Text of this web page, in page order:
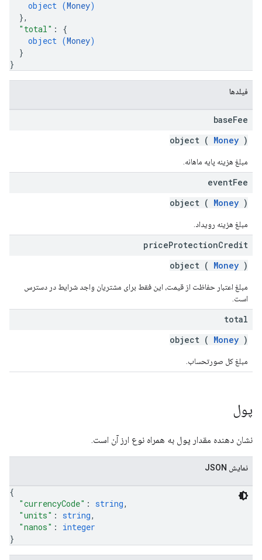
object (Money)
},
"total" : {
object (Money)
}
}
فیلدها
baseFee
object ( Money )
مبلغ هزینه پایه ماهانه.
eventFee
object ( Money )
مبلغ هزینه رویداد.
priceProtectionCredit
object ( Money )
مبلغ اعتبار حفاظت از قیمت، این فقط برای مشتریان واجد شرایط در دسترس
است.
total
object ( Money )
مبلغ کل صورتحساب.
پول
نشان دهنده مقدار پول به همراه نوع ارز آن است.
نمایش JSON
{
"currencyCode" : string,
"units" : string,
"nanos" : integer
}